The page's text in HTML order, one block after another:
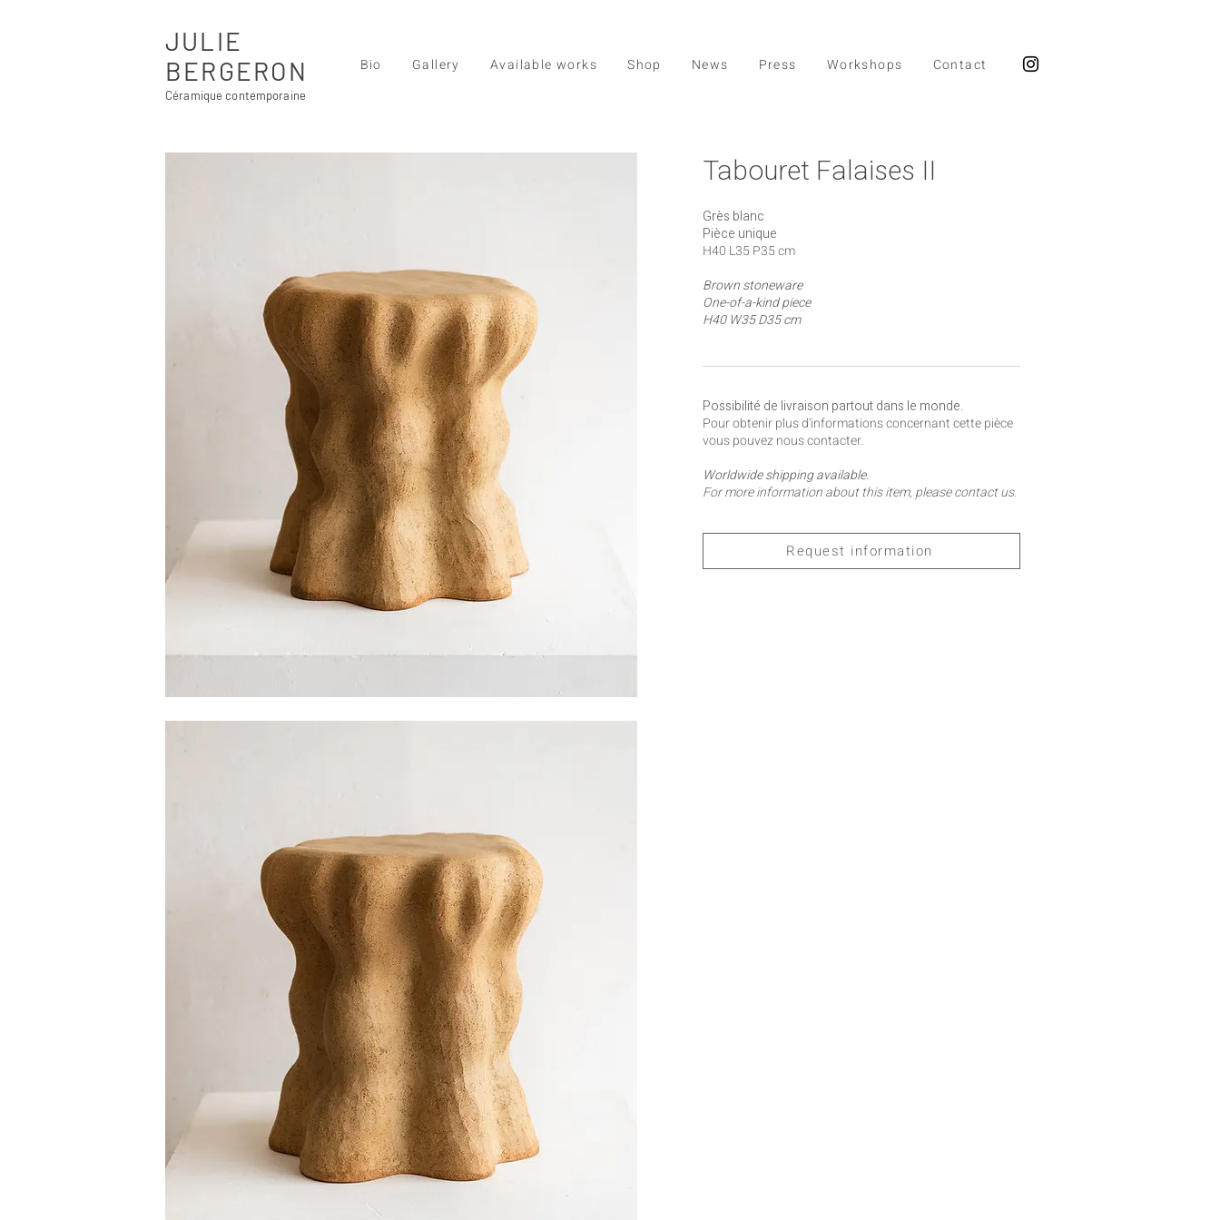
JULIE
BERGERON
Céramique contemporaine
Bio Gallery Available works Shop News Press Workshops Contact
Tabouret Falaises II
Grès blanc
Pièce unique
H40 L35 P35 cm
Brown stoneware
One-of-a-kind piece
H40 W35 D35 cm
Possibilité de livraison partout dans le monde.
Pour obtenir plus d'informations concernant cette pièce
vous pouvez nous contacter.
Worldwide shipping available.
For more information about this item, please contact us.
Request information